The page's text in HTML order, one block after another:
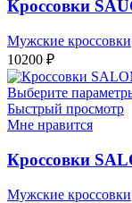
Кроссовки
Мужские кроссовки
10200 ₽
Выберите
Быстрый просмотр
Мне нравится
Кроссовки
Мужские кроссовки